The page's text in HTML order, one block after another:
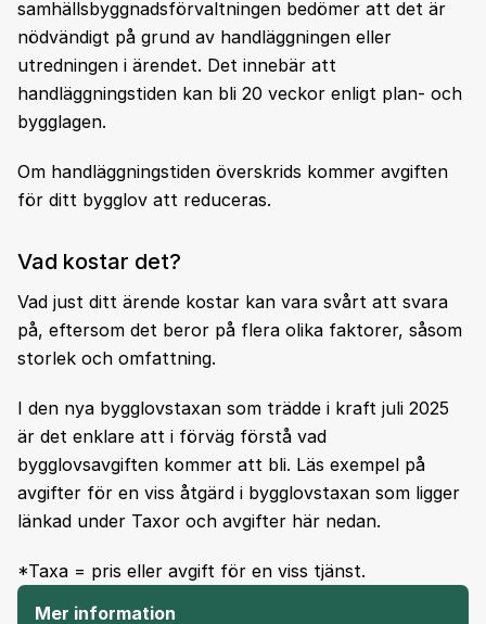
samhällsbyggnadsförvaltningen bedömer att det är
nödvändigt på grund av handläggningen eller
utredningen i ärendet. Det innebär att
handläggningstiden kan bli 20 veckor enligt plan- och
bygglagen.
Om handläggningstiden överskrids kommer avgiften
för ditt bygglov att reduceras.
Vad kostar det?
Vad just ditt ärende kostar kan vara svårt att svara
på, eftersom det beror på flera olika faktorer, såsom
storlek och omfattning.
I den nya bygglovstaxan som trädde i kraft juli 2025
är det enklare att i förväg förstå vad
bygglovsavgiften kommer att bli. Läs exempel på
avgifter för en viss åtgärd i bygglovstaxan som ligger
länkad under Taxor och avgifter här nedan.
*Taxa = pris eller avgift för en viss tjänst.
Mer information